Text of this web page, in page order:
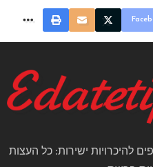
להיכרויות ישירות: כל העצות